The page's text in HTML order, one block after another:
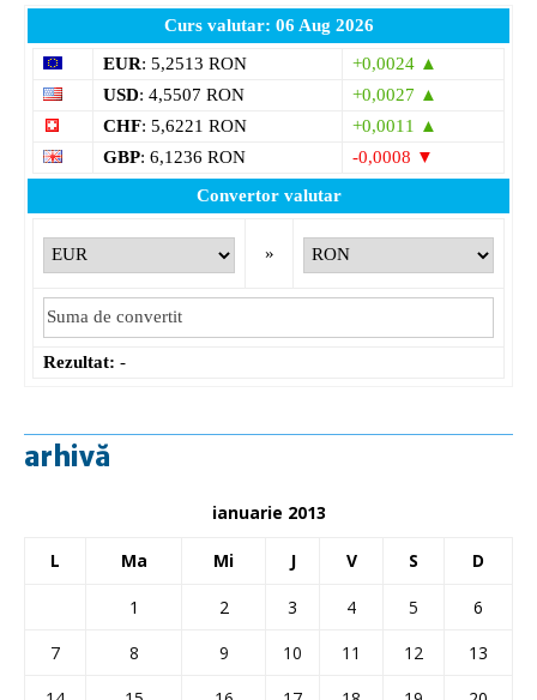
Curs valutar: 06 Aug 2026
EUR: 5,2513 RON
+0,0024 ▲
USD: 4,5507 RON
+0,0027 ▲
CHF: 5,6221 RON
+0,0011 ▲
GBP: 6,1236 RON
-0,0008 ▼
Convertor valutar
»
Rezultat: -
arhivă
ianuarie 2013
L Ma Mi J V S D
1 2 3 4 5
6
7
8 9 10 11 12
13